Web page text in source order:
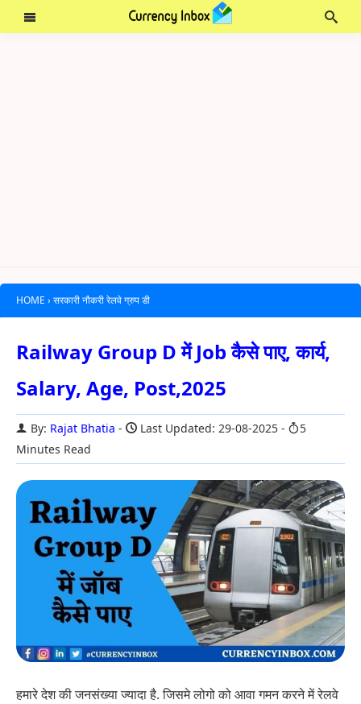
HOME › सरकारी नौकरी रेलवे ग्रुप डी
Railway Group D में Job कैसे पाए, कार्य,
Salary, Age, Post,2025
By: Rajat Bhatia Last Updated: 29-08-2025
5
Minutes Read
हमारे देश की जनसंख्या ज्यादा है. जिसमे लोगो को आवा गमन करने में रेलवे